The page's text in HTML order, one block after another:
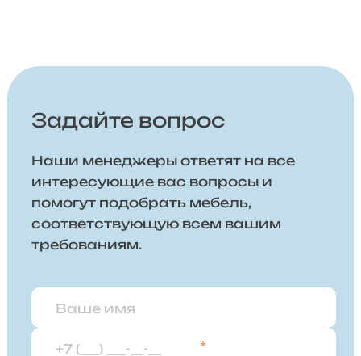
Задайте вопрос
Наши менеджеры ответят на все
интересующие вас вопросы и
помогут подобрать мебель,
соответствующую всем вашим
требованиям.
*